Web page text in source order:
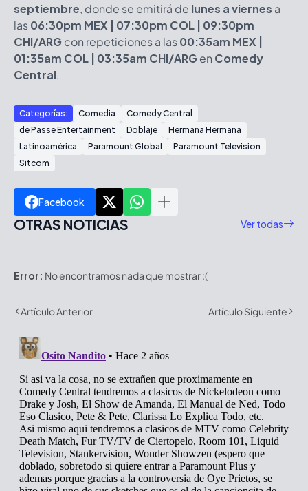
septiembre, donde se emitirá de lunes a viernes a
las06:30pm MEX | 07:30pm COL | 09:30pm
CHI/ARGcon repeticiones a las00:35am MEX |
01:35am COL | 03:35am CHI/ARGen Comedy
Central.
Categorías: Comedia
Comedy Central
de Passe Entertainment
Doblaje
Hermana Hermana
Latinoamérica
Paramount Global
Paramount Television
Sitcom
Facebook
OTRAS NOTICIAS Ver todas
Error: No encontramos nada que mostrar :(
Artículo Anterior Artículo Siguiente